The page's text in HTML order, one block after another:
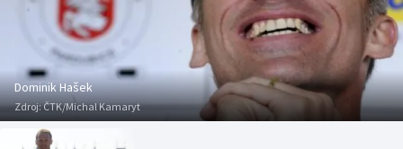
Americký fotbal
Baseball a softbal
Basketbal
NEPŘEHLÉDNĚTE
Soutěže
Historické návraty
Dominik Hašek
Zdroj:ČTK/Michal Kamaryt